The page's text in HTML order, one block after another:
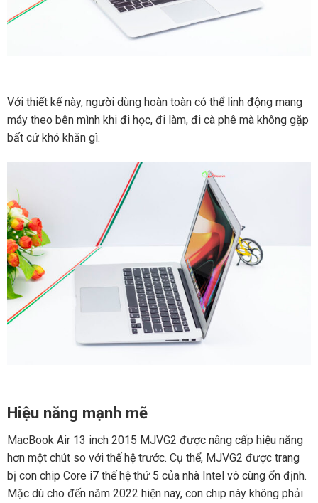
Với thiết kế này, người dùng hoàn toàn có thể linh động mang
máy theo bên mình khi đi học, đi làm, đi cà phê mà không gặp
bất cứ khó khăn gì.
Hiệu năng mạnh mẽ
MacBook Air 13 inch 2015 MJVG2 được nâng cấp hiệu năng
hơn một chút so với thế hệ trước. Cụ thể, MJVG2 được trang
bị con chip Core i7 thế hệ thứ 5 của nhà Intel vô cùng ổn định.
Mặc dù cho đến năm 2022 hiện nay, con chip này không phải